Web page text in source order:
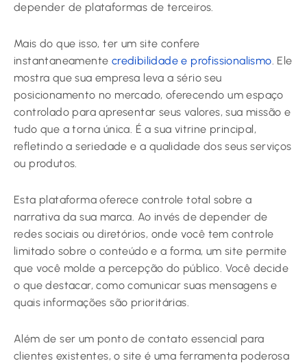
depender de plataformas de terceiros.
Mais do que isso, ter um site confere
instantaneamente credibilidade e profissionalismo . Ele
mostra que sua empresa leva a sério seu
posicionamento no mercado, oferecendo um espaço
controlado para apresentar seus valores, sua missão e
tudo que a torna única. É a sua vitrine principal,
refletindo a seriedade e a qualidade dos seus serviços
ou produtos.
Esta plataforma oferece controle total sobre a
narrativa da sua marca. Ao invés de depender de
redes sociais ou diretórios, onde você tem controle
limitado sobre o conteúdo e a forma, um site permite
que você molde a percepção do público. Você decide
o que destacar, como comunicar suas mensagens e
quais informações são prioritárias.
Além de ser um ponto de contato essencial para
clientes existentes, o site é uma ferramenta poderosa